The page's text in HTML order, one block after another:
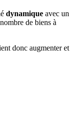
dynamique avec un
de biens à
donc augmenteret